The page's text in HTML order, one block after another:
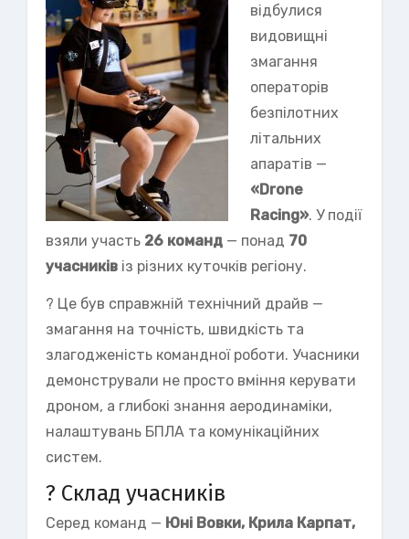
відбулися
видовищні
змагання
операторів
безпілотних
літальних
апаратів —
«Drone
Racing». У події
взяли участь 26 команд — понад 70
учасників із різних куточків регіону.
? Це був справжній технічний драйв —
змагання на точність, швидкість та
злагодженість командної роботи. Учасники
демонстрували не просто вміння керувати
дроном, а глибокі знання аеродинаміки,
налаштувань БПЛА та комунікаційних
систем.
? Склад учасників
Серед команд — Юні Вовки, Крила Карпат,